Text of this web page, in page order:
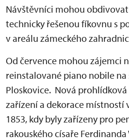
Návštěvníci mohou
technicky řešenou fíkovnu s
v areálu zámeckého
Od července mohou zájemci
reinstalované piano nobile
Ploskovice. Nová
zařízení a dekorace místností
1853, kdy byly zařízeny pro
rakouského císaře Ferdinanda